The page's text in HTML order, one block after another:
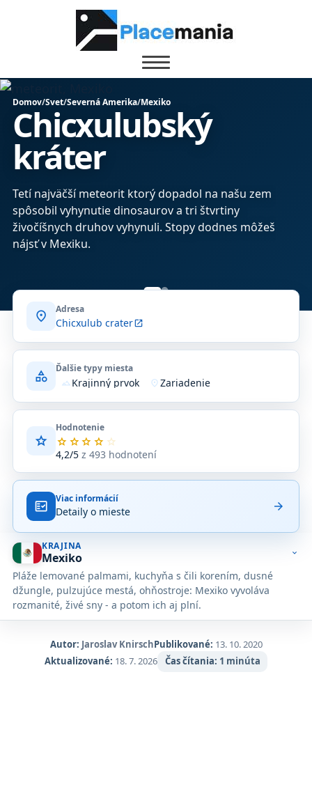
Domov/Svet/Severná Amerika/Mexiko
Chicxulubský
kráter
Tetí najväčší meteorit ktorý dopadol na našu zem
spôsobil vyhynutie dinosaurov a tri štvrtiny
živočíšnych druhov vyhynuli. Stopy dodnes môžeš
nájsť v Mexiku.
location_on Adresa
Chicxulub crateropen_in_new
category Ďalšie typy miesta
terrainKrajinný prvok location_onZariadenie
star
Hodnotenie
star star star star star
4,2/5z 493 hodnotení
Priemerné
hodnotenie
z
na
základe
493
hodnotení
na
Google
Maps.
fact_check Viac informácií
Detaily o mieste arrow_forward
KRAJINA
Mexiko
Pláže lemované palmami, kuchyňa s čili korením, dusné
džungle, pulzujúce mestá, ohňostroje: Mexiko vyvoláva
rozmanité, živé sny - a potom ich aj plní.
expand_more
Autor: Jaroslav KnirschPublikované: 13. 10. 2020
Aktualizované: 18. 7. 2026 Čas čítania: 1 minúta